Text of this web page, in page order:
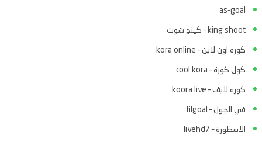
as-goal
king shoot – كينج شوت
كوره اون لاين – kora online
كول كورة – cool kora
كوره لايف – koora live
في الجول – filgoal
الاسطورة – livehd7